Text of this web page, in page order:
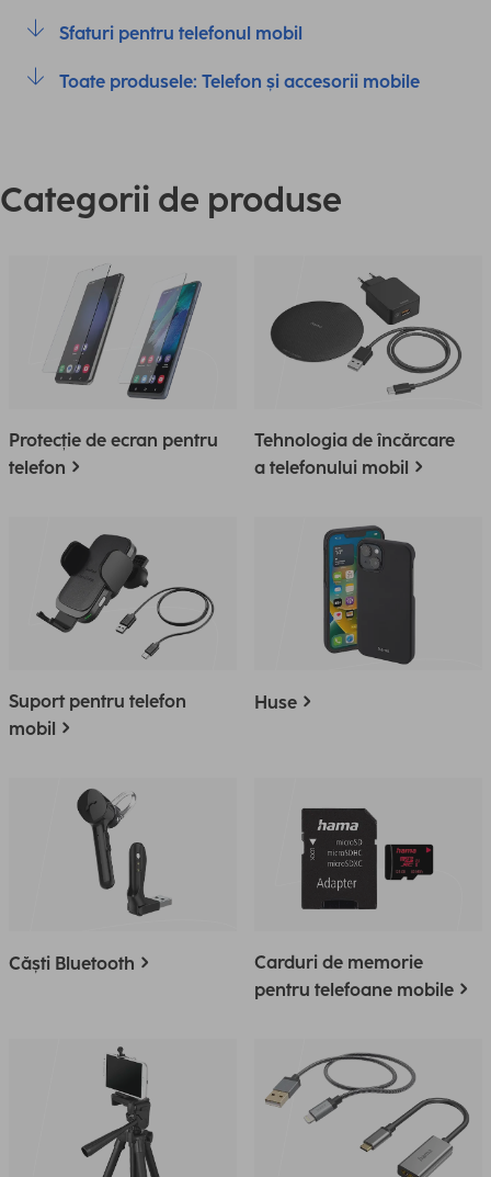
Sfaturi pentru telefonul mobil
Toate produsele: Telefon și accesorii mobile
Categorii de produse
Protecție de ecran pentru
telefon
Tehnologia de încărcare
a telefonului mobil
Suport pentru telefon
mobil
Huse
Căști Bluetooth
Carduri de memorie
pentru telefoane mobile